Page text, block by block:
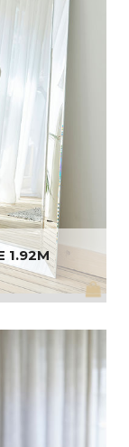
1.92M